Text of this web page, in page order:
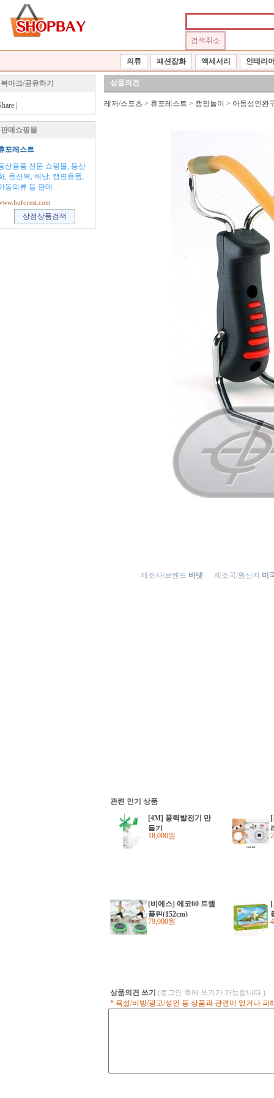
의류 패션잡화 액세서리 인테리
북마크/공유하기
판매쇼핑몰
포레스트
산용품 전문 쇼핑몰, 등산
, 등산복, 배낭, 캠핑용품,
동의류 등 판매.
상품의견
레저/스포츠 > 휴포레스트 > 캠핑놀이 > 아동성인완
제조사/브렌드 바넷 제조국/원산지 미
관련 인기 상품
[4M] 풍력발전기 만
들기
18,000원
[비에스] 에코60 트램
폴린(152cm)
79,000원
상품의견 쓰기 (로그인 후에 쓰기가 가능합니다.)
* 욕설/비방/광고/성인 등 상품과 관련이 없거나